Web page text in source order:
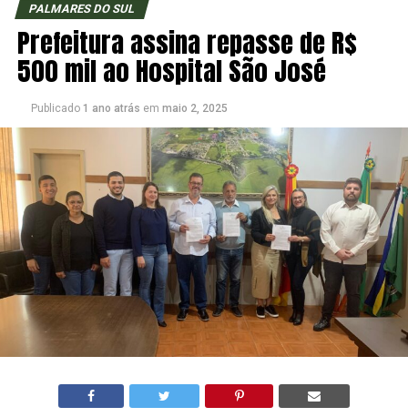
PALMARES DO SUL
Prefeitura assina repasse de R$
500 mil ao Hospital São José
Publicado 1 ano atrás em maio 2, 2025